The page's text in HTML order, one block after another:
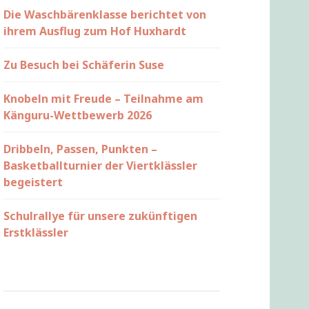
Die Waschbärenklasse berichtet von
ihrem Ausflug zum Hof Huxhardt
Zu Besuch bei Schäferin Suse
Knobeln mit Freude – Teilnahme am
Känguru-Wettbewerb 2026
Dribbeln, Passen, Punkten –
Basketballturnier der Viertklässler
begeistert
Schulrallye für unsere zukünftigen
Erstklässler